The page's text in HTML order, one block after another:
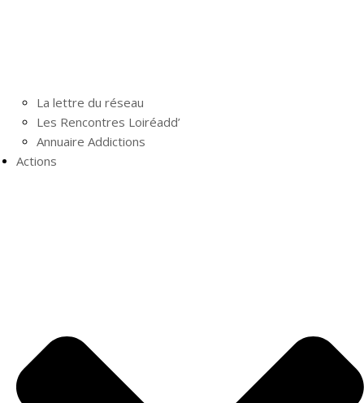
La lettre du réseau
Les Rencontres Loiréadd’
Annuaire Addictions
Actions